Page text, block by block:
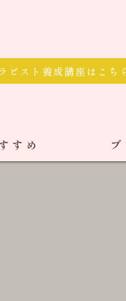
ピスト養成講座はこち
すめ